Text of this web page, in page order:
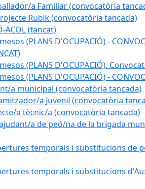
a Familiar (convocatòria
Rubik (convocatòria tancada)
ACOL (tancat)
(PLANS D'OCUPACIÓ) -
(PLANS D'OCUPACIÓ).
(PLANS D'OCUPACIÓ) -
a municipal (convocatòria tancada)
a Juvenil (convocatòria
a tècnic/a (convocatòria tancada)
a de peó/na de la brigada
temporals i substitucions de
temporals i substitucions